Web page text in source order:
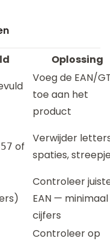
Oplossing
Voeg de EAN/
toe aan het
product
of
Verwijder
spaties,
Controleer
EAN —
cijfers
Controleer op